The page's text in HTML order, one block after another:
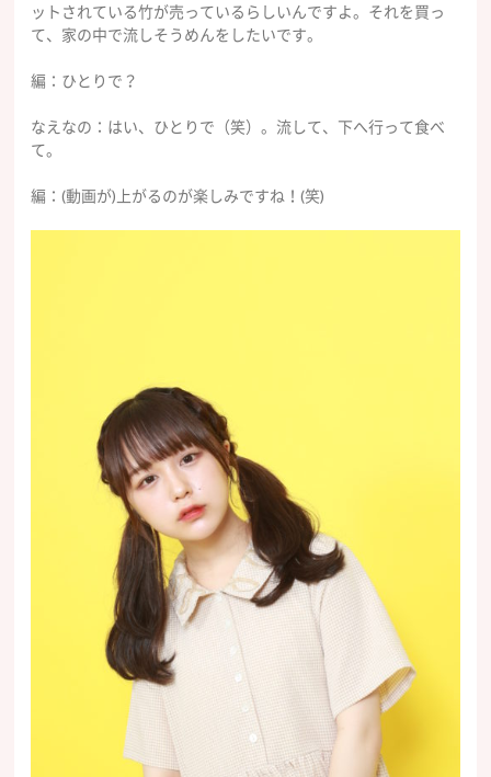
ットされている竹が売っているらしいんですよ。それを買っ
て、家の中で流しそうめんをしたいです。
編：ひとりで？
なえなの：はい、ひとりで（笑）。流して、下へ行って食べ
て。
編：(動画が)上がるのが楽しみですね！(笑)